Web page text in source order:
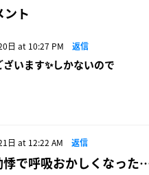
ント
日 at 10:27 PM 返信
ざいます✨しかないので
日 at 12:22 AM 返信
悸で呼吸おかしくなった